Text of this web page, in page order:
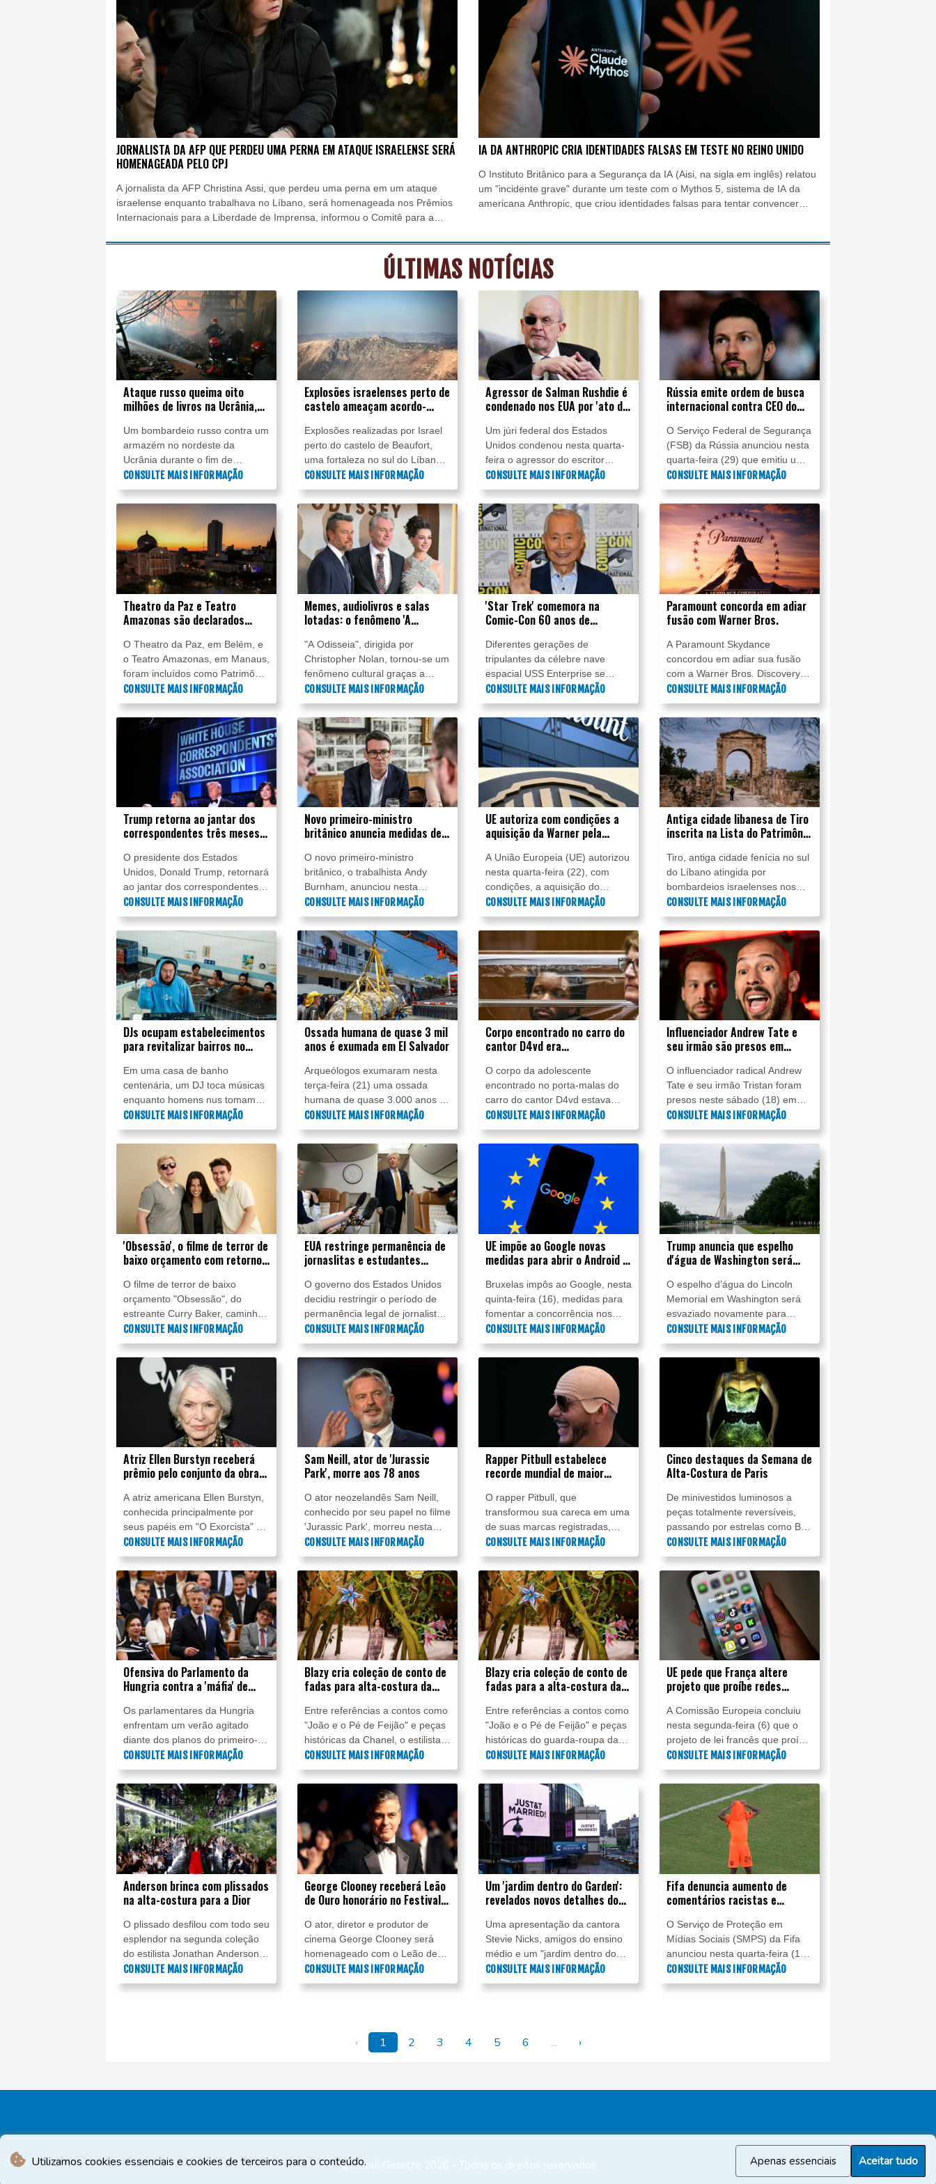
Utilizamos cookies essenciais e cookies de terceiros para o conteúdo. Apenas essenciais Aceitar tudo
Vasco anuncia contratação do atacante argentino Facundo Colidio
Ex-advogado de Trump pronto para ser confirmado como procurador-geral dos EUA
Espanha lança ultimato à Itália para que levante controles fronteiriços
Obras do salão de baile de Trump são bloqueadas em recurso
JORNALISTA DA AFP QUE PERDEU UMA PERNA EM ATAQUE ISRAELENSE SERÁ
HOMENAGEADA PELO CPJ
A jornalista da AFP Christina Assi, que perdeu uma perna em um ataque
israelense enquanto trabalhava no Líbano, será homenageada nos Prêmios
Internacionais para a Liberdade de Imprensa, informou o Comitê para a
IA DA ANTHROPIC CRIA IDENTIDADES FALSAS EM TESTE NO REINO UNIDO
O Instituto Britânico para a Segurança da IA (Aisi, na sigla em inglês) relatou
um "incidente grave" durante um teste com o Mythos 5, sistema de IA da
americana Anthropic, que criou identidades falsas para tentar convencer
ÚLTIMAS NOTÍCIAS
Ataque russo queima oito
milhões de livros na Ucrânia,
Um bombardeio russo contra um
armazém no nordeste da
Ucrânia durante o fim de
semana destruiu oito milhões de
livros, informou a editora nesta
segunda-feira (3), classificando
o fato como um ataque contra a
cultura ucraniana.
CONSULTE MAIS INFORMAÇÃO
Explosões israelenses perto de
castelo ameaçam acordo-
Explosões realizadas por Israel
perto do castelo de Beaufort,
uma fortaleza no sul do Líbano,
representam uma "ameaça
direta" a um acordo-quadro
bilateral concluído em junho,
afirmou, nesta sexta-feira (31), o
presidente libanês, Joseph
Aoun.
CONSULTE MAIS INFORMAÇÃO
Agressor de Salman Rushdie é
condenado nos EUA por 'ato de
Um júri federal dos Estados
Unidos condenou nesta quarta-
feira o agressor do escritor
Salman Rushdie por "cometer
um ato de terrorismo"
relacionado ao ataque de agosto
de 2022 em um centro cultural
de Nova York.
CONSULTE MAIS INFORMAÇÃO
Rússia emite ordem de busca
internacional contra CEO do
com terrorismo'
O Serviço Federal de Segurança
(FSB) da Rússia anunciou nesta
quarta-feira (29) que emitiu uma
ordem de busca internacional
contra o fundador e CEO do
Telegram, Pavel Durov, a quem
acusa de "cumplicidade com
terrorismo". Moscou afirma que
o aplicativo de mensagens é
utilizado pelos Serviços de
Segurança da Ucrânia com fins
de recrutamento.
CONSULTE MAIS INFORMAÇÃO
Theatro da Paz e Teatro
Amazonas são declarados
O Theatro da Paz, em Belém, e
o Teatro Amazonas, em Manaus,
foram incluídos como Patrimônio
Mundial da Unesco nesta
segunda-feira (27).
CONSULTE MAIS INFORMAÇÃO
Memes, audiolivros e salas
lotadas: o fenômeno 'A
"A Odisseia", dirigida por
Christopher Nolan, tornou-se um
fenômeno cultural graças a
diversos marcos, uma estreia
bilionária nas bilheterias
mundiais e as controvérsias em
torno de seu elenco.
CONSULTE MAIS INFORMAÇÃO
'Star Trek' comemora na
Comic-Con 60 anos de
Diferentes gerações de
tripulantes da célebre nave
espacial USS Enterprise se
reuniram, neste sábado (25), na
Comic-Con, em San Diego, na
Califórnia, para comemorar os
60 anos da saga "Star Trek" na
exploração dos confins do
universo.
CONSULTE MAIS INFORMAÇÃO
Paramount concorda em adiar
fusão com Warner Bros.
A Paramount Skydance
concordou em adiar sua fusão
com a Warner Bros. Discovery
enquanto tramita uma ação
movida por vários estados
americanos, informou a empresa
nesta sexta-feira (24), em um
documento judicial.
CONSULTE MAIS INFORMAÇÃO
Trump retorna ao jantar dos
correspondentes três meses
O presidente dos Estados
Unidos, Donald Trump, retornará
ao jantar dos correspondentes
da Casa Branca nesta sexta-
feira (24), com novas e
reforçadas medidas de
segurança, três meses após
uma suposta tentativa de
assassinato ter forçado sua
evacuação caótica do evento.
CONSULTE MAIS INFORMAÇÃO
Novo primeiro-ministro
britânico anuncia medidas de
O novo primeiro‑ministro
britânico, o trabalhista Andy
Burnham, anunciou nesta
quinta‑feira (23) uma redução de
20% em impostos para pubs,
discotecas e casas de show na
Inglaterra.
CONSULTE MAIS INFORMAÇÃO
UE autoriza com condições a
aquisição da Warner pela
A União Europeia (UE) autorizou
nesta quarta-feira (22), com
condições, a aquisição do
estúdio de Hollywood Warner
Bros Discovery (WBD) pelo
conglomerado americano
Paramount Skydance, um passo
regulatório importante para essa
grande operação.
CONSULTE MAIS INFORMAÇÃO
Antiga cidade libanesa de Tiro
inscrita na Lista do Patrimônio
Tiro, antiga cidade fenícia no sul
do Líbano atingida por
bombardeios israelenses nos
últimos meses, foi inscrita na
terça-feira (21) na lista de
Patrimônio Mundial em Perigo
da Organização das Nações
Unidas para a Educação, a
Ciência e a Cultura (Unesco),
anunciou a agência no X.
CONSULTE MAIS INFORMAÇÃO
DJs ocupam estabelecimentos
para revitalizar bairros no
Em uma casa de banho
centenária, um DJ toca músicas
enquanto homens nus tomam
banho atrás dele e um grupo de
estudantes grava a cena.
CONSULTE MAIS INFORMAÇÃO
Ossada humana de quase 3 mil
anos é exumada em El Salvador
Arqueólogos exumaram nesta
terça-feira (21) uma ossada
humana de quase 3.000 anos de
antiguidade na periferia de San
Salvador, informou o Ministério
da Cultura em um comunicado.
CONSULTE MAIS INFORMAÇÃO
Corpo encontrado no carro do
cantor D4vd era
testemunha
O corpo da adolescente
encontrado no porta-malas do
carro do cantor D4vd estava
"irreconhecível" devido ao
estado de decomposição, disse
em depoimento um detetive, em
um tribunal de Los Angeles,
nesta terça-feira (21).
CONSULTE MAIS INFORMAÇÃO
Influenciador Andrew Tate e
seu irmão são presos em
O influenciador radical Andrew
Tate e seu irmão Tristan foram
presos neste sábado (18) em
Miami, informou à AFP a
agência de aplicação da lei dos
Estados Unidos, U.S. Marshals
CONSULTE MAIS INFORMAÇÃO
'Obsessão', o filme de terror de
baixo orçamento com retorno
O filme de terror de baixo
orçamento "Obsessão", do
estreante Curry Baker, caminha
para se tornar um dos filmes
mais lucrativos da história, após
ter arrecadado mais de 400
milhões de dólares (2 bilhões de
reais) em todo o mundo.
CONSULTE MAIS INFORMAÇÃO
EUA restringe permanência de
jornaslitas e estudantes
O governo dos Estados Unidos
decidiu restringir o período de
permanência legal de jornalistas
e estudantes estrangeiros,
segundo um documento
administrativo divulgado nesta
quinta-feira (16), em mais um
endurecimento da política
migratória do presidente Donald
Trump.
CONSULTE MAIS INFORMAÇÃO
UE impõe ao Google novas
medidas para abrir o Android à
Bruxelas impôs ao Google, nesta
quinta-feira (16), medidas para
fomentar a concorrência nos
serviços de busca e abrir o
Android às inteligências artificiais
de seus rivais, apesar dos
protestos do gigante americano.
CONSULTE MAIS INFORMAÇÃO
Trump anuncia que espelho
d'água de Washington será
O espelho d’água do Lincoln
Memorial em Washington será
esvaziado novamente para
reparos, um mês após sua
reinauguração e depois de
passar por obras no valor de
cerca de 14 milhões de dólares
(71 milhões de reais), anunciou
o presidente Donald Trump
nesta terça-feira (14).
CONSULTE MAIS INFORMAÇÃO
Atriz Ellen Burstyn receberá
prêmio pelo conjunto da obra
A atriz americana Ellen Burstyn,
conhecida principalmente por
seus papéis em "O Exorcista" e
"Alice Não Mora Mais Aqui",
receberá um prêmio em
reconhecimento ao conjunto de
sua carreira no Festival de
Cinema de Veneza deste ano,
anunciaram os organizadores
nesta terça-feira (14).
CONSULTE MAIS INFORMAÇÃO
Sam Neill, ator de 'Jurassic
Park', morre aos 78 anos
O ator neozelandês Sam Neill,
conhecido por seu papel no filme
'Jurassic Park', morreu nesta
segunda-feira (13) de forma
"repentina e inesperada" na
Austrália aos 78 anos, informou
a família em um comunicado.
CONSULTE MAIS INFORMAÇÃO
Rapper Pitbull estabelece
recorde mundial de maior
carecas postiças
O rapper Pitbull, que
transformou sua careca em uma
de suas marcas registradas,
entrou para o Guinness World
Records ao reunir 22.141 fãs
usando carecas postiças durante
um show em Londres.
CONSULTE MAIS INFORMAÇÃO
Cinco destaques da Semana de
Alta-Costura de Paris
De minivestidos luminosos a
peças totalmente reversíveis,
passando por estrelas como Bad
Bunny e Pedro Pascal entre as
celebridades presentes nos
desfiles, estes são cinco
destaques da Semana de Alta-
Costura de Paris, que termina
nesta quinta-feira (9).
CONSULTE MAIS INFORMAÇÃO
Ofensiva do Parlamento da
Hungria contra a 'máfia' de
Os parlamentares da Hungria
enfrentam um verão agitado
diante dos planos do primeiro-
ministro Peter Magyar de
desmontar o sistema político
construído por seu antecessor,
Viktor Orbán, ao longo de 16
anos de hegemonia.
CONSULTE MAIS INFORMAÇÃO
Blazy cria coleção de conto de
fadas para alta-costura da
Entre referências a contos como
"João e o Pé de Feijão" e peças
históricas da Chanel, o estilista
franco-belga Matthieu Blazy
apresentou nesta terça-feira (7)
sua segunda coleção de alta-
costura para a marca francesa.
CONSULTE MAIS INFORMAÇÃO
Blazy cria coleção de conto de
fadas para a alta-costura da
Entre referências a contos como
"João e o Pé de Feijão" e peças
históricas do guarda-roupa da
Chanel, o estilista franco-belga
Matthieu Blazy apresentou nesta
terça-feira (7) sua segunda
coleção de alta-costura para a
marca francesa.
CONSULTE MAIS INFORMAÇÃO
UE pede que França altere
projeto que proíbe redes
A Comissão Europeia concluiu
nesta segunda-feira (6) que o
projeto de lei francês que proíbe
o acesso de menores de 15
anos às redes sociais violaria as
normas do bloco caso seja
aprovado em sua forma atual.
CONSULTE MAIS INFORMAÇÃO
Anderson brinca com plissados
na alta-costura para a Dior
O plissado desfilou com todo seu
esplendor na segunda coleção
do estilista Jonathan Anderson
para a alta-costura da Dior,
apresentada nesta segunda-
CONSULTE MAIS INFORMAÇÃO
George Clooney receberá Leão
de Ouro honorário no Festival
O ator, diretor e produtor de
cinema George Clooney será
homenageado com o Leão de
Ouro honorário por sua carreira
no próximo Festival de Cinema
CONSULTE MAIS INFORMAÇÃO
Um 'jardim dentro do Garden':
revelados novos detalhes do
Uma apresentação da cantora
Stevie Nicks, amigos do ensino
médio e um "jardim dentro do
Garden": novos detalhes sobre o
casamento da superestrela do
neste sábado (4).
CONSULTE MAIS INFORMAÇÃO
Fifa denuncia aumento de
comentários racistas e
Mundo
O Serviço de Proteção em
Mídias Sociais (SMPS) da Fifa
anunciou nesta quarta-feira (1º)
ter identificado 89.000
publicações injuriosas durante a
CONSULTE MAIS INFORMAÇÃO
‹ 1 2 3 4 5 6 ... ›
© Seoul Gazette 2026 - Todos os direitos reservados